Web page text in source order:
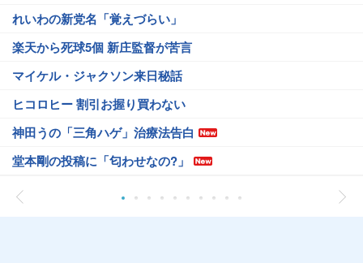
れいわの新党名「覚えづらい」
楽天から死球5個 新庄監督が苦言
マイケル・ジャクソン来日秘話
ヒコロヒー 割引お握り買わない
神田うの「三角ハゲ」治療法告白
堂本剛の投稿に「匂わせなの?」